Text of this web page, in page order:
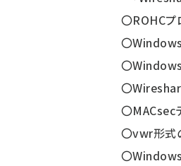
〇ROHCプ
〇
〇
〇
〇
〇vwr形式
〇